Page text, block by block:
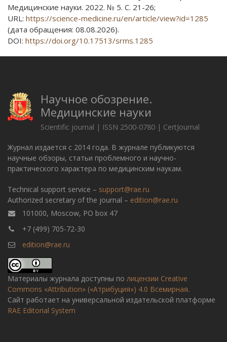
Медицинские науки. 2022. № 5. С. 21-26;
URL: https://science-medicine.ru/en/article/view?id=1285
(дата обращения: 08.08.2026).
DOI: https://doi.org/10.17513/srms.1285
Научное обозрение.
Медицинские науки
Scientific journal | ISSN 2500-0780 | CertJournal
Журнал издается с 2014 года. В журнале публикуются
научные обзоры, статьи проблемного и научно-
практического характера по медицинским наукам.
Technical support service – support@rae.ru
Authorized secretary of the journal – edition@rae.ru
101000, Moscow, PO box 47
+7 (499) 705-72-30
edition@rae.ru
Материалы журнала доступны по лицензии Creative
Commons «Attribution» («Атрибуция») 4.0 Всемирная.
Сайт работает на универсальной издательской платформе
RAE Editorial System